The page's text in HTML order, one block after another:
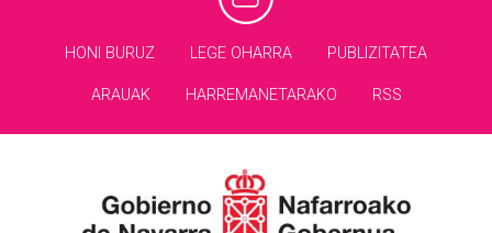
HONI BURUZ LEGE OHARRA PUBLIZITATEA
ARAUAK HARREMANETARAKO RSS